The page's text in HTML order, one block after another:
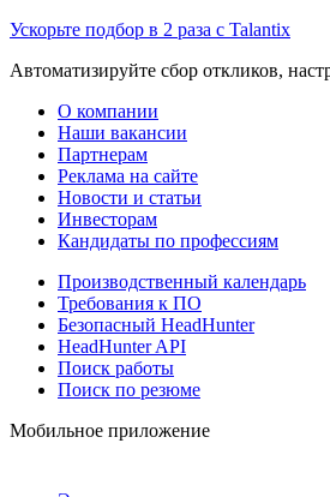
Ускорьте подбор в 2 раза с Talantix
Автоматизируйте сбор откликов,
О компании
Наши вакансии
Партнерам
Реклама на сайте
Новости и статьи
Инвесторам
Кандидаты по профессиям
Производственный календарь
Требования к ПО
Безопасный HeadHunter
HeadHunter API
Поиск работы
Поиск по резюме
Мобильное приложение